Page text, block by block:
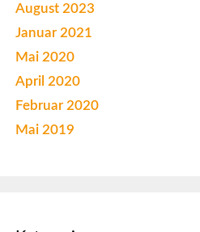
August 2023
Januar 2021
Mai 2020
April 2020
Februar 2020
Mai 2019